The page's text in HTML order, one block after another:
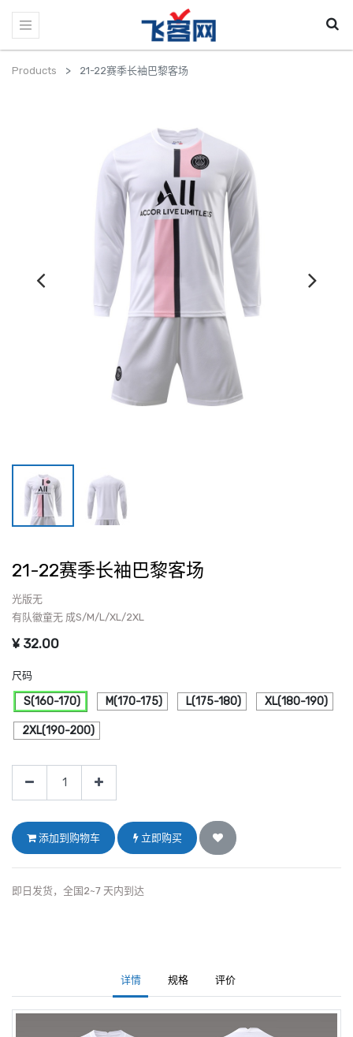
Products 21-22赛季长袖巴黎客场
21-22赛季长袖巴黎客场
光版无
有队徽童无 成S/M/L/XL/2XL
¥ 32.00
尺码
S(160-170) M(170-175) L(175-180) XL(180-190)
2XL(190-200)
添加到购物车 立即购买
即日发货，全国2~7 天内到达
详情 规格 评价